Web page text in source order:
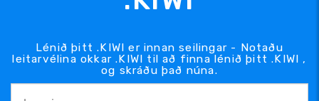
Lénið þitt .KIWI er innan seilingar - Notaðu
leitarvélina okkar .KIWI til að finna lénið þitt .KIWI ,
og skráðu það núna.